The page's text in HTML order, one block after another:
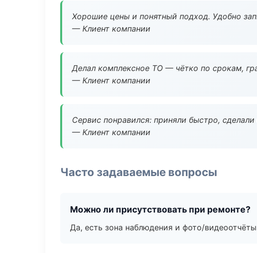
Хорошие цены и понятный подход. Удобно
— Клиент компании
Делал комплексное ТО — чётко по срокам,
— Клиент компании
Сервис понравился: приняли быстро,
— Клиент компании
Часто задаваемые вопросы
Можно ли присутствовать при ремонте?
Да, есть зона наблюдения и фото/